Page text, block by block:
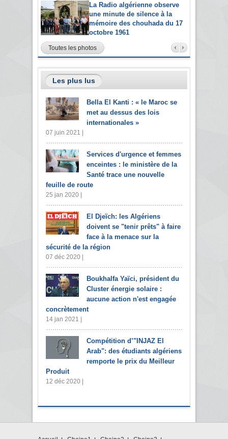
La Radio algérienne observe
une minute de silence à la
mémoire des chouhada du 17
octobre 1961
Toutes les photos
Les plus lus
Bella El Kanti : « le Maroc se
met au dessus des lois
internationales »
07 juin 2021 |
Services d'urgence et femmes
enceintes : le ministère de la
Santé trace une nouvelle
feuille de route
25 jan 2020 |
El Djeïch: les Algériens
doivent se "tenir prêts" à faire
face à la menace sur la
sécurité de la région
07 déc 2020 |
Boukhalfa Yaïci, président du
Cluster énergie solaire :
aucune action n'est engagée
concrètement
14 jan 2021 |
Compétition d’"INJAZ El
Arab": des étudiants algériens
remporte le prix du Meilleur
Produit
12 déc 2020 |